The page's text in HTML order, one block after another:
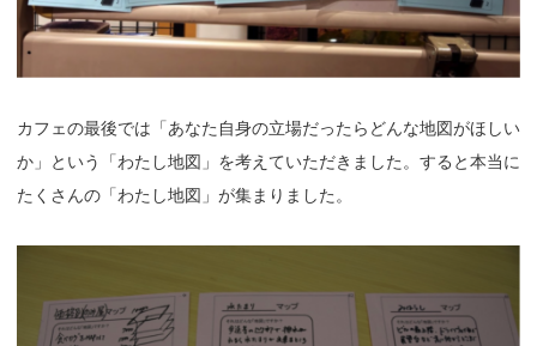
カフェの最後では「あなた自身の立場だったらどんな地図がほしい
か」という「わたし地図」を考えていただきました。すると本当に
たくさんの「わたし地図」が集まりました。